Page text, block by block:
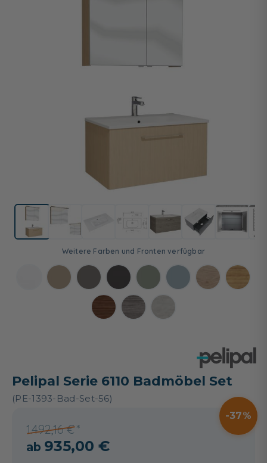
Pelipal Serie 6110 Badmöbel Set
(PE-1393-Bad-Set-56)
1.492,16 €
37
935,00 €